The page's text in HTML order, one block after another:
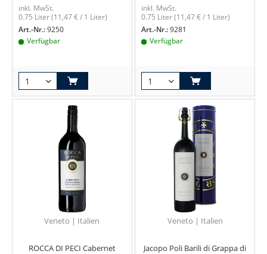
inkl. MwSt.
0.75 Liter(11,47 € / 1 Liter)
Art.-Nr.:9250
Verfügbar
inkl. MwSt.
0.75 Liter(11,47 € / 1 Liter)
Art.-Nr.:9281
Verfügbar
Veneto | Italien
ROCCA DI PECI Cabernet
Veneto | Italien
Jacopo Poli Barili di Grappa di